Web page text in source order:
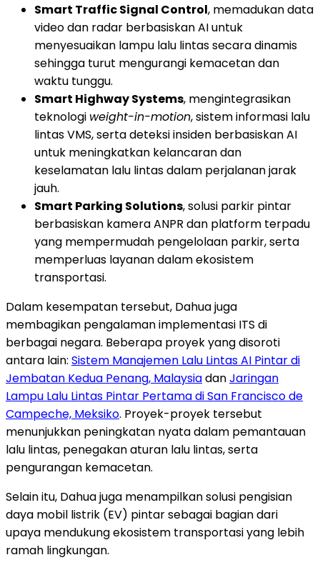
Smart Traffic Signal Control, memadukan data
video dan radar berbasiskan AI untuk
menyesuaikan lampu lalu lintas secara dinamis
sehingga turut mengurangi kemacetan dan
waktu tunggu.
Smart Highway Systems, mengintegrasikan
teknologi weight-in-motion, sistem informasi lalu
lintas VMS, serta deteksi insiden berbasiskan AI
untuk meningkatkan kelancaran dan
keselamatan lalu lintas dalam perjalanan jarak
jauh.
Smart Parking Solutions, solusi parkir pintar
berbasiskan kamera ANPR dan platform terpadu
yang mempermudah pengelolaan parkir, serta
memperluas layanan dalam ekosistem
transportasi.
Dalam kesempatan tersebut, Dahua juga
membagikan pengalaman implementasi ITS di
berbagai negara. Beberapa proyek yang disoroti
antara lain: Sistem Manajemen Lalu Lintas AI Pintar di
Jembatan Kedua Penang, MalaysiadanJaringan
Lampu Lalu Lintas Pintar Pertama di San Francisco de
Campeche, Meksiko. Proyek-proyek tersebut
menunjukkan peningkatan nyata dalam pemantauan
lalu lintas, penegakan aturan lalu lintas, serta
pengurangan kemacetan.
Selain itu, Dahua juga menampilkan solusi pengisian
daya mobil listrik (EV) pintar sebagai bagian dari
upaya mendukung ekosistem transportasi yang lebih
ramah lingkungan.